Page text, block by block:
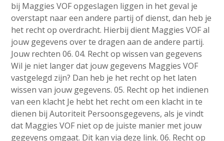
bij Maggies VOF opgeslagen liggen in het geval je
overstapt naar een andere partij of dienst, dan heb je
het recht op overdracht. Hierbij dient Maggies VOF al
jouw gegevens over te dragen aan de andere partij.
Jouw rechten 06. 04. Recht op wissen van gegevens
Wil je niet langer dat jouw gegevens Maggies VOF
vastgelegd zijn? Dan heb je het recht op het laten
wissen van jouw gegevens. 05. Recht op het indienen
van een klacht Je hebt het recht om een klacht in te
dienen bij Autoriteit Persoonsgegevens, als je vindt
dat Maggies VOF niet op de juiste manier met jouw
gegevens omgaat. Dit kan via deze link. 06. Recht op